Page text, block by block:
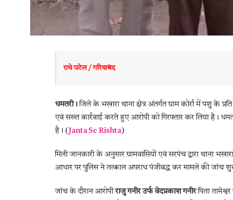
राधे पटेल / गरियाबंद
धमतरी।जिले के भखारा थाना क्षेत्र अंतर्गत ग्राम कोर्रा में पशु के
एवं सख्त कार्रवाई करते हुए आरोपी को गिरफ्तार कर लिया है।
है। (Janta Se Rishta)
मिली जानकारी के अनुसार ग्रामवासियों एवं सरपंच द्वारा थाना
आधार पर पुलिस ने तत्काल अपराध पंजीबद्ध कर मामले की जांच
जांच के दौरान आरोपीराजु गनीर उर्फ वेदप्रकाश गनीरपिता